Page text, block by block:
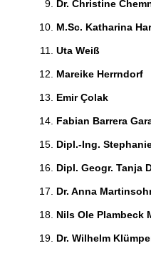
Dr. Christine
M.Sc. Katharina
Uta Weiß
Mareike Herrndorf
Emir Çolak
Fabian Barrera
Dipl.-Ing.
Dipl. Geogr. Tanja
Dr. Anna
Nils Ole Plambeck
Dr. Wilhelm